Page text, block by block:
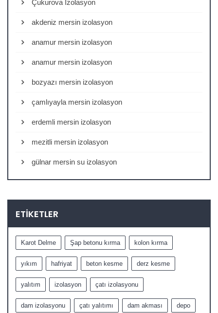
Çukurova İzolasyon
akdeniz mersin izolasyon
anamur mersin izolasyon
anamur mersin izolasyon
bozyazı mersin izolasyon
çamlıyayla mersin izolasyon
erdemli mersin izolasyon
mezitli mersin izolasyon
gülnar mersin su izolasyon
ETIKETLER
Karot Delme Şap betonu kırma kolon kırma
yıkım hafriyat beton kesme derz kesme
yalıtım izolasyon çatı izolasyonu
dam izolasyonu çatı yalıtımı dam akması depo